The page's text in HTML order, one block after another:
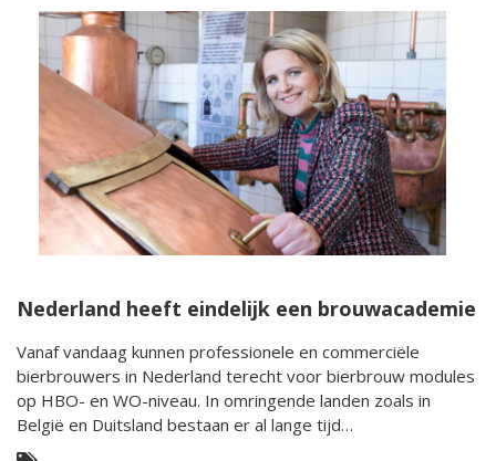
Nederland heeft eindelijk een brouwacademie
Vanaf vandaag kunnen professionele en commerciële
bierbrouwers in Nederland terecht voor bierbrouw modules
op HBO- en WO-niveau. In omringende landen zoals in
België en Duitsland bestaan er al lange tijd
brouwopleidingen van naam en faam.